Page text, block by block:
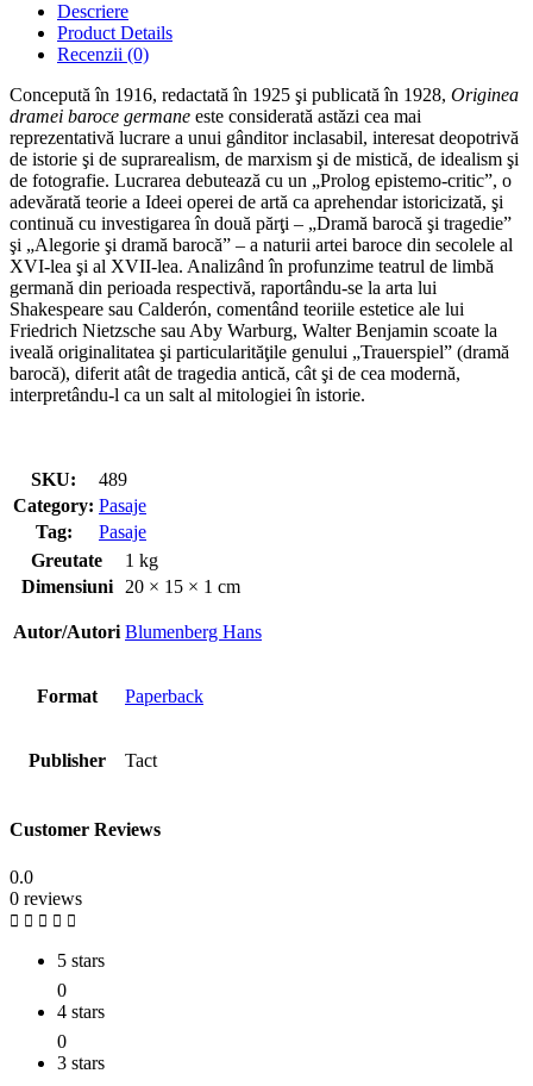
Descriere
Product Details
Recenzii (0)
Concepută în 1916, redactată în 1925 şi publicată în 1928, Originea
dramei baroce germane este considerată astăzi cea mai
reprezentativă lucrare a unui gânditor inclasabil, interesat deopotrivă
de istorie şi de suprarealism, de marxism şi de mistică, de idealism şi
de fotografie. Lucrarea debutează cu un „Prolog epistemo-critic”, o
adevărată teorie a Ideei operei de artă ca aprehendar istoricizată, şi
continuă cu investigarea în două părţi – „Dramă barocă şi tragedie”
şi „Alegorie şi dramă barocă” – a naturii artei baroce din secolele al
XVI-lea şi al XVII-lea. Analizând în profunzime teatrul de limbă
germană din perioada respectivă, raportându-se la arta lui
Shakespeare sau Calderón, comentând teoriile estetice ale lui
Friedrich Nietzsche sau Aby Warburg, Walter Benjamin scoate la
iveală originalitatea şi particularităţile genului „Trauerspiel” (dramă
barocă), diferit atât de tragedia antică, cât şi de cea modernă,
interpretându-l ca un salt al mitologiei în istorie.
SKU:
489
Category: Pasaje
Tag:
Pasaje
Greutate
1 kg
Dimensiuni
20 × 15 × 1 cm
Autor/Autori Blumenberg Hans
Format Paperback
Publisher Tact
Customer Reviews
0.0
0 reviews
5 stars
0
4 stars
0
3 stars